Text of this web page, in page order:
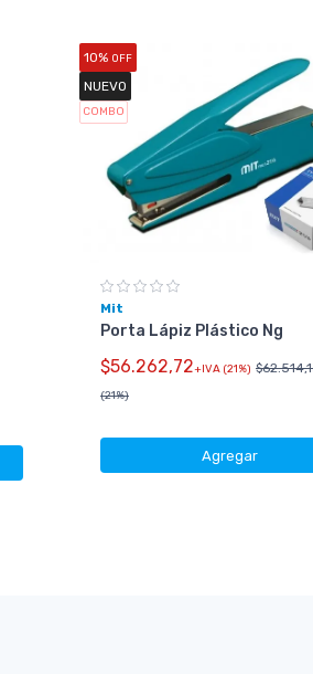
10% OFF
NUEVO
COMBO
Mit
Porta Lápiz Plástico Ng
$56.262,72+IVA (21%)
(21%)
Agregar